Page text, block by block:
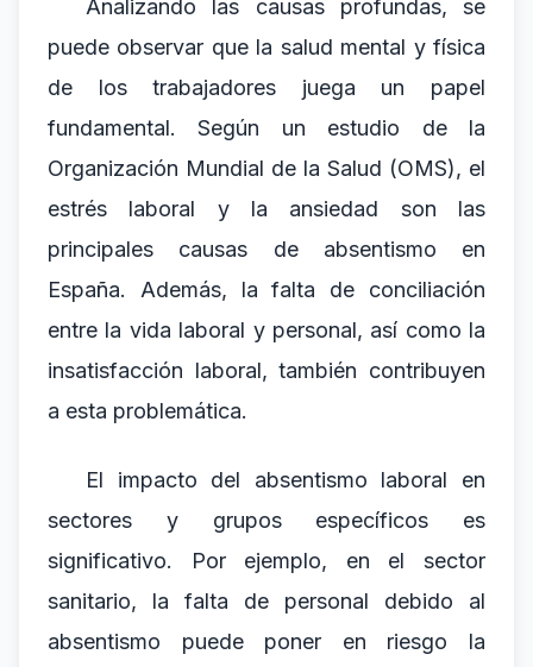
Analizando las causas profundas, se
puede observar que la salud mental y física
de los trabajadores juega un papel
fundamental. Según un estudio de la
Organización Mundial de la Salud (OMS), el
estrés laboral y la ansiedad son las
principales causas de absentismo en
España. Además, la falta de conciliación
entre la vida laboral y personal, así como la
insatisfacción laboral, también contribuyen
a esta problemática.
El impacto del absentismo laboral en
sectores y grupos específicos es
significativo. Por ejemplo, en el sector
sanitario, la falta de personal debido al
absentismo puede poner en riesgo la